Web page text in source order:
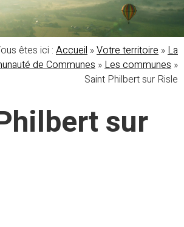
êtes ici : Accueil »Votre territoire »La
de Communes »Les communes »
Saint Philbert sur Risle
sur